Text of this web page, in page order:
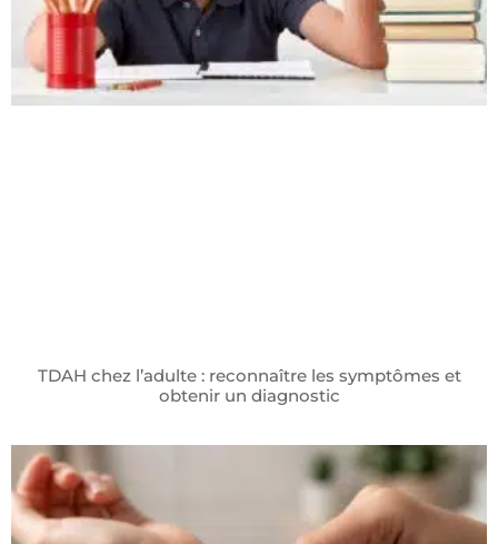
TDAH chez l’adulte : reconnaître les symptômes et
obtenir un diagnostic